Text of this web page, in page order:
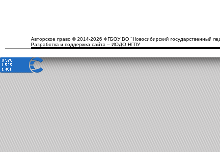
Авторское право © 2014-2026 ФГБОУ ВО "Новосибирский государственный
Разработка и поддержка сайта – ИОДО НГПУ